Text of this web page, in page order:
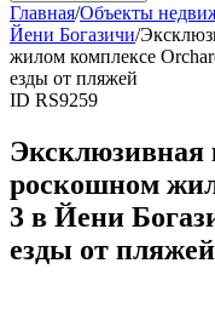
Главная/Объекты
Йени Богазичи/
жилом комплексе
езды от пляжей
ID RS9259
Эксклюзивная
роскошном
3 в Йени
езды от пляжей